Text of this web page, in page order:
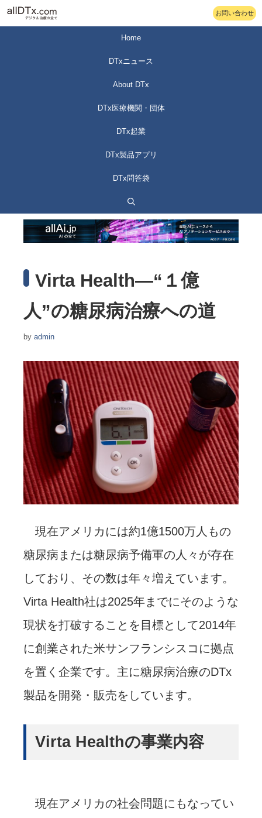
お問い合わせ
Home
DTxニュース
About DTx
DTx医療機関・団体
DTx起業
DTx製品アプリ
DTx問答袋
Virta Health―“１億
人”の糖尿病治療への道
by admin
現在アメリカには約1億1500万人もの
糖尿病または糖尿病予備軍の人々が存在
しており、その数は年々増えています。
Virta Health社は2025年までにそのような
現状を打破することを目標として2014年
に創業された米サンフランシスコに拠点
を置く企業です。主に糖尿病治療のDTx
製品を開発・販売をしています。
Virta Healthの事業内容
現在アメリカの社会問題にもなってい